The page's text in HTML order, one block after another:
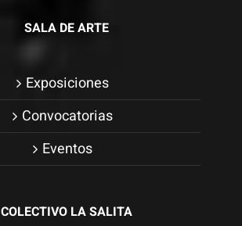
SALA DE ARTE
Exposiciones
Convocatorias
Eventos
COLECTIVO LA SALITA